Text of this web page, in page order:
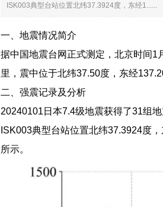
ISK003典型台站位置北纬37.3924度，东经1......
一、地震情况简介
据中国地震台网正式测定，北京时间
里，震中位于北纬37.50度，东经
二、强震记录及分析
20240101日本7.4级地震获得了31组
ISK003典型台站位置北纬37.3924度
所示。